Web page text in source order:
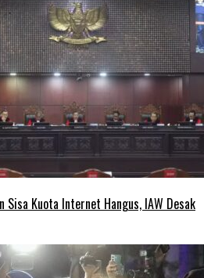
Sisa Kuota Internet Hangus, IAW Desak